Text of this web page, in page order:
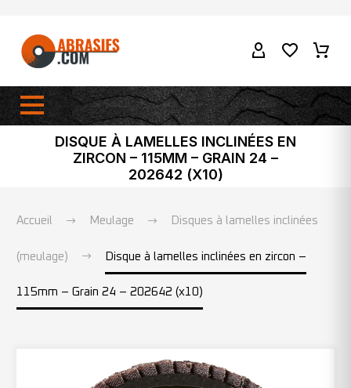
DISQUE À LAMELLES INCLINÉES EN
ZIRCON – 115MM – GRAIN 24 –
202642 (X10)
Accueil Meulage Disques à lamelles inclinées
(meulage) Disque à lamelles inclinées en zircon –
115mm – Grain 24 – 202642 (x10)